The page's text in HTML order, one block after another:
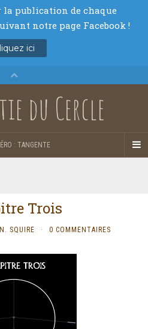
du Cercle
: TANGENTE
Trois
SQUIRE · 0 COMMENTAIRES